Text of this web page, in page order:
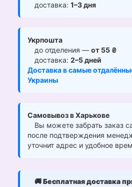
доставка: 1–3 дня
Укрпошта
до отделения — от 55 ₴
доставка: 2–5 дней
Доставка в самые
Украины
Самовывоз в Харькове
Вы можете забрать заказ
после подтверждения
уточнит адрес и удобное
🚚Бесплатная доставка